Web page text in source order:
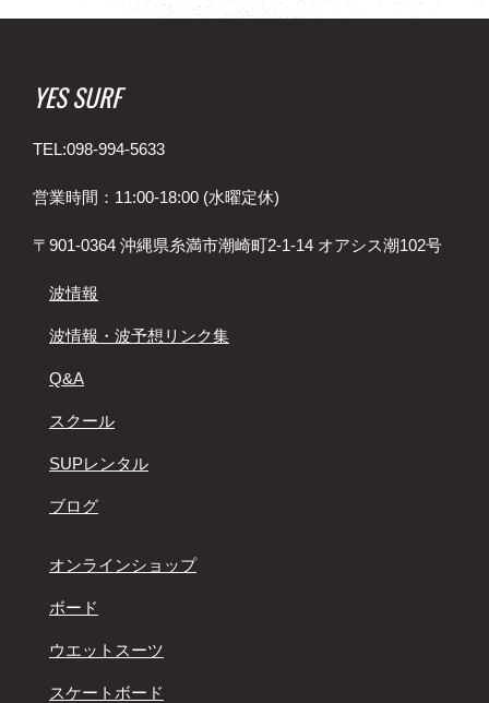
YES SURF
TEL:098-994-5633
営業時間：11:00-18:00 (水曜定休)
〒901-0364 沖縄県糸満市潮崎町2-1-14 オアシス潮102号
波情報
波情報・波予想リンク集
Q&A
スクール
SUPレンタル
ブログ
オンラインショップ
ボード
ウエットスーツ
スケートボード